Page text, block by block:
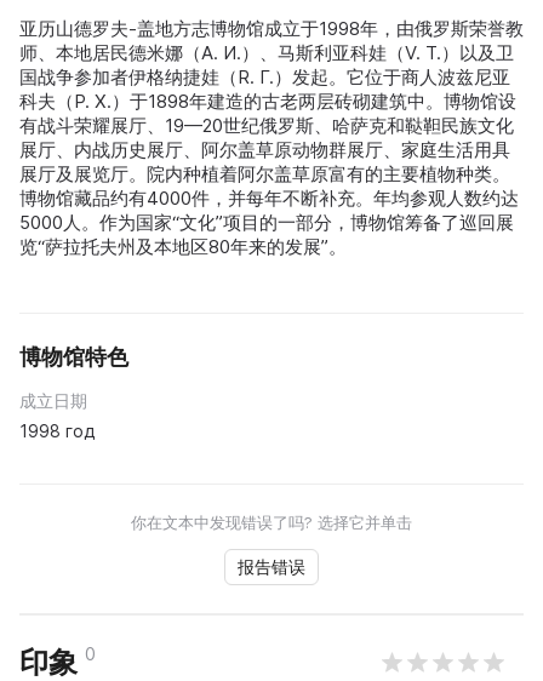
亚历山德罗夫-盖地方志博物馆成立于1998年，由俄罗斯荣誉教
师、本地居民德米娜（A. И.）、马斯利亚科娃（V. Т.）以及卫
国战争参加者伊格纳捷娃（R. Г.）发起。它位于商人波兹尼亚
科夫（P. Х.）于1898年建造的古老两层砖砌建筑中。博物馆设
有战斗荣耀展厅、19—20世纪俄罗斯、哈萨克和鞑靼民族文化
展厅、内战历史展厅、阿尔盖草原动物群展厅、家庭生活用具
展厅及展览厅。院内种植着阿尔盖草原富有的主要植物种类。
博物馆藏品约有4000件，并每年不断补充。年均参观人数约达
5000人。作为国家“文化”项目的一部分，博物馆筹备了巡回展
览“萨拉托夫州及本地区80年来的发展”。
博物馆特色
成立日期
1998 год
你在文本中发现错误了吗? 选择它并单击
报告错误
印象 0